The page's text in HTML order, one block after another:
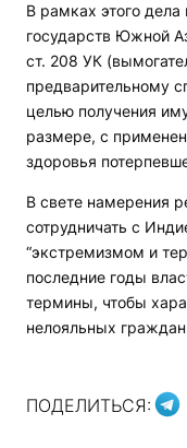
В рамках этого
государств Южной
ст. 208 УК
предварительному
целью получения
размере, с
здоровья
В свете намерения
сотрудничать с
“экстремизмом и
последние годы
термины, чтобы
нелояльных
ПОДЕЛИТЬСЯ: